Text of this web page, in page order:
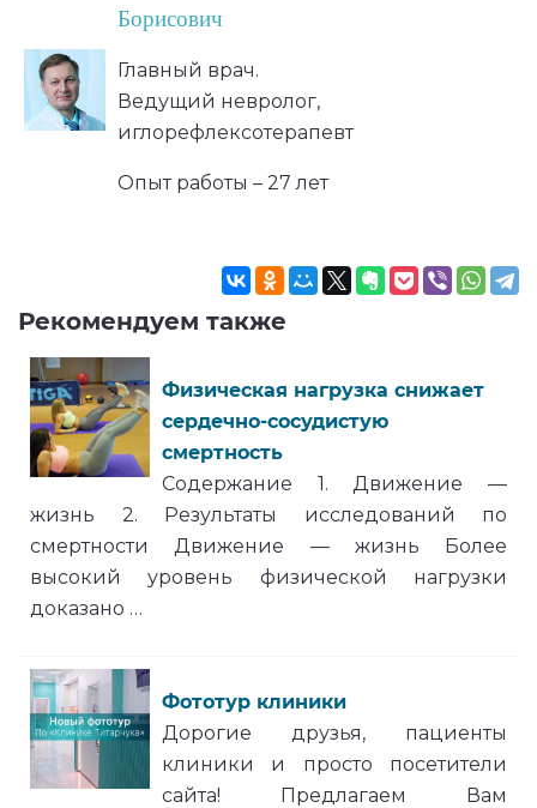
Борисович
Главный врач.
Ведущий невролог,
иглорефлексотерапевт
Опыт работы – 27 лет
Рекомендуем также
Физическая нагрузка снижает
сердечно-сосудистую
смертность
Содержание 1. Движение —
жизнь 2. Результаты исследований по
смертности Движение — жизнь Более
высокий уровень физической нагрузки
доказано …
Фототур клиники
Дорогие друзья, пациенты
клиники и просто посетители
сайта! Предлагаем Вам